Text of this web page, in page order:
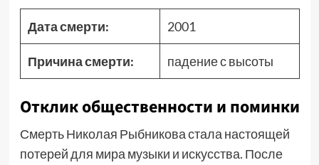
Дата смерти: 2001
Причина смерти: падение с высоты
Отклик общественности и поминки
Смерть Николая Рыбникова стала настоящей
потерей для мира музыки и искусства. После